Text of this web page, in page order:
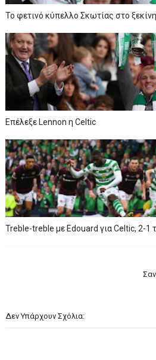
To φετινό κύπελλο Σκωτίας στο
Επέλεξε Lennon η Celtic
Treble-treble με Edouard για Celtic, 2-1
Δεν Υπάρχουν Σχόλια: